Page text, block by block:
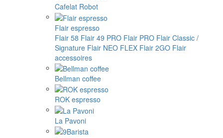
Cafelat Robot
Flair espresso
Flair 58 Flair 49 PRO Flair PRO Flair Classic /
Signature Flair NEO FLEX Flair 2GO Flair
accessoires
Bellman coffee
ROK espresso
La Pavoni